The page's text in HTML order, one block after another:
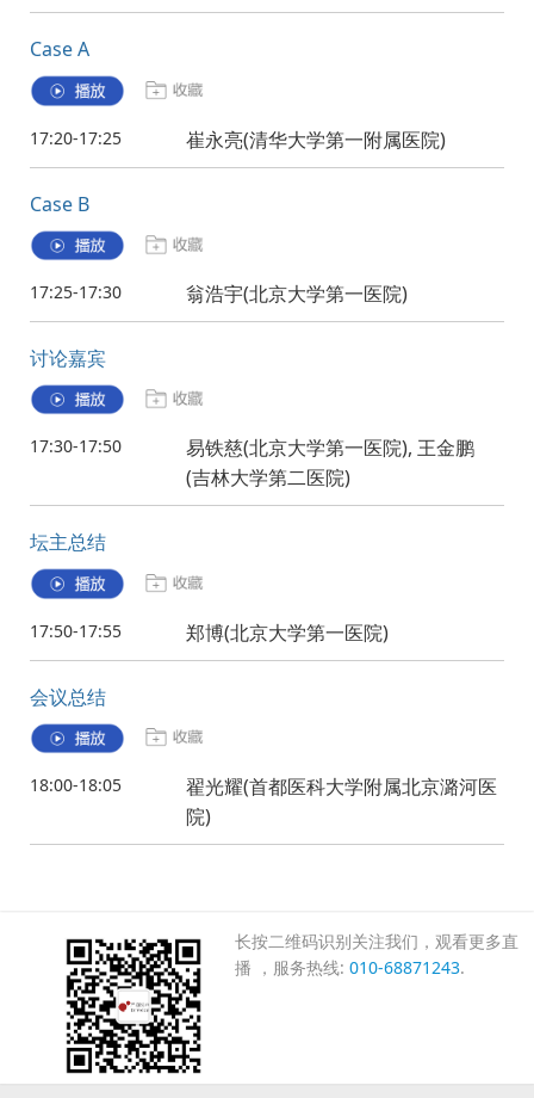
Case A
17:20-17:25 崔永亮(清华大学第一附属医院)
Case B
17:25-17:30 翁浩宇(北京大学第一医院)
讨论嘉宾
17:30-17:50
易铁慈(北京大学第一医院), 王金鹏
(吉林大学第二医院)
坛主总结
17:50-17:55 郑博(北京大学第一医院)
会议总结
18:00-18:05
翟光耀(首都医科大学附属北京潞河医
院)
长按二维码识别关注我们，观看更多直
播 ，服务热线: 010-68871243.